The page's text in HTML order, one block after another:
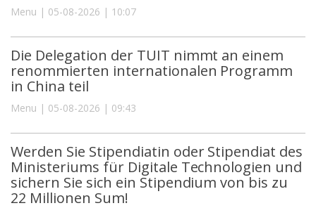
Menu | 05-08-2026 | 10:07
Die Delegation der TUIT nimmt an einem
renommierten internationalen Programm
in China teil
Menu | 05-08-2026 | 09:43
Werden Sie Stipendiatin oder Stipendiat des
Ministeriums für Digitale Technologien und
sichern Sie sich ein Stipendium von bis zu
22 Millionen Sum!